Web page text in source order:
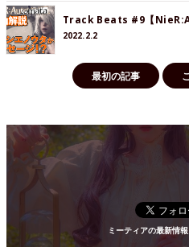
Track Beats #9【
2022.2.2
最初の記事
ミーティアの最新情